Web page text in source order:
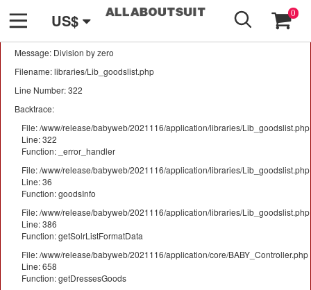
A PHP Error was encountered
Message: Division by zero
Filename: libraries/Lib_goodslist.php
Line Number: 322
Backtrace:
File: /www/release/babyweb/2021116/application/libraries/Lib_goodslist.php
Line: 322
Function: _error_handler
File: /www/release/babyweb/2021116/application/libraries/Lib_goodslist.php
Line: 36
Function: goodsInfo
File: /www/release/babyweb/2021116/application/libraries/Lib_goodslist.php
Line: 386
Function: getSolrListFormatData
File: /www/release/babyweb/2021116/application/core/BABY_Controller.php
Line: 658
Function: getDressesGoods
US$ 0